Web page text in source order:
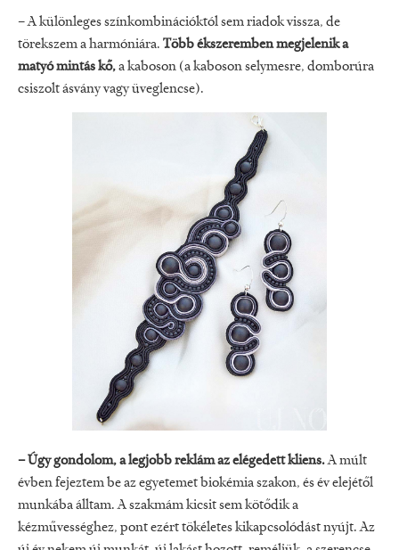
– A különleges színkombinációktól sem riadok vissza, de
törekszem a harmóniára. Több ékszeremben megjelenik a
matyó mintás kő,a kaboson (a kaboson selymesre, domborúra
csiszolt ásvány vagy üveglencse).
– Úgy gondolom, a legjobb reklám az elégedett kliens.A múlt
évben fejeztem be az egyetemet biokémia szakon, és év elejétől
munkába álltam. A szakmám kicsit sem kötődik a
kézművességhez, pont ezért tökéletes kikapcsolódást nyújt. Az